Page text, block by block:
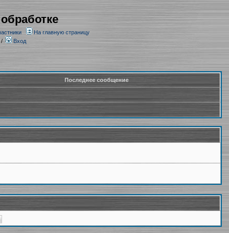
На главную страницу
/ Вход
Последнее сообщение